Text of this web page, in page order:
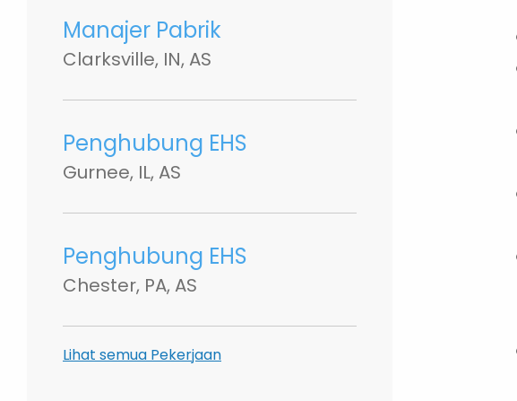
Manajer Pabrik
Clarksville, IN, AS
Penghubung EHS
Gurnee, IL, AS
Penghubung EHS
Chester, PA, AS
Lihat semua Pekerjaan